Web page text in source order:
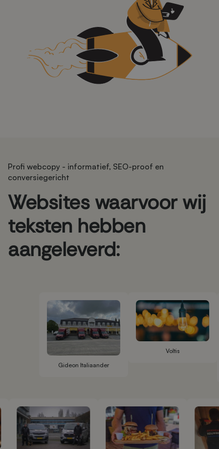
Profi webcopy - informatief, SEO-proof en
conversiegericht
Websites waarvoor wij
teksten hebben
aangeleverd:
Gideon Italiaander
Voltis